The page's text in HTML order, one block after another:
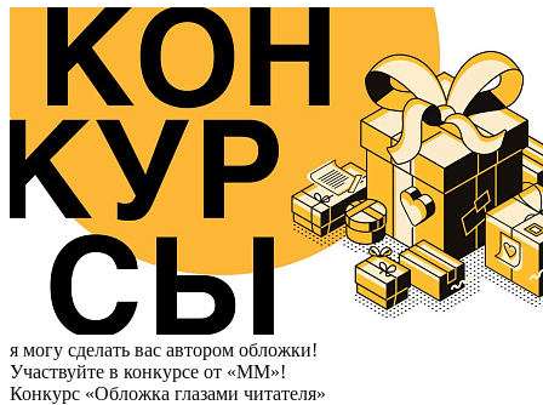
я могу сделать вас автором обложки!
Участвуйте в конкурсе от «ММ»!
Конкурс «Обложка глазами читателя»